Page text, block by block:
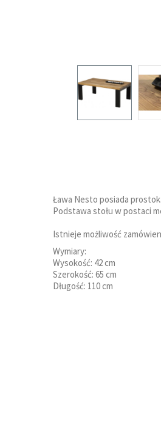
Ława Nesto posiada
Podstawa stołu w postaci
Istnieje możliwość
Wymiary:
Wysokość: 42 cm
Szerokość: 65 cm
Długość: 110 cm